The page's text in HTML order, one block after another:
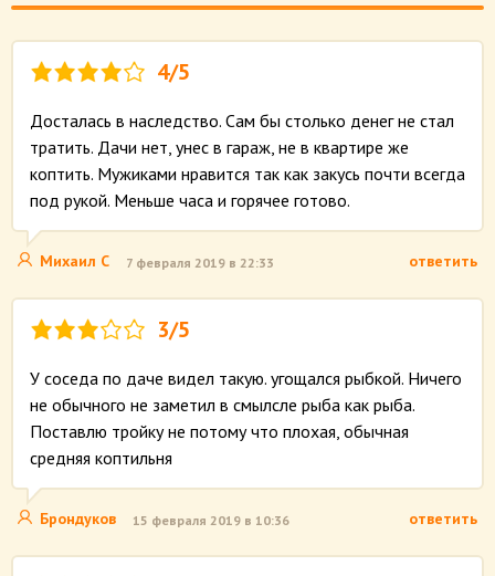
4/5
Досталась в наследство. Сам бы столько денег не стал
тратить. Дачи нет, унес в гараж, не в квартире же
коптить. Мужиками нравится так как закусь почти всегда
под рукой. Меньше часа и горячее готово.
Михаил С 7 февраля 2019 в 22:33 ответить
3/5
У соседа по даче видел такую. угощался рыбкой. Ничего
не обычного не заметил в смылсле рыба как рыба.
Поставлю тройку не потому что плохая, обычная
средняя коптильня
Брондуков 15 февраля 2019 в 10:36 ответить